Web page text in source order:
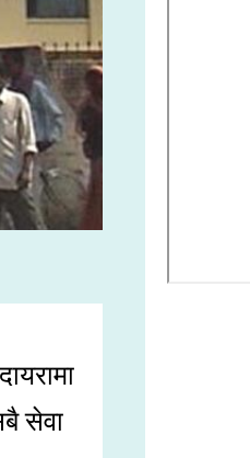
सेवा